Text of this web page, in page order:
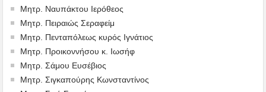
Μητρ. Ναυπάκτου Ιερόθεος
Μητρ. Πειραιώς Σεραφείμ
Μητρ. Πενταπόλεως κυρός Ιγνάτιος
Μητρ. Προικοννήσου κ. Ιωσήφ
Μητρ. Σάμου Ευσέβιος
Μητρ. Σιγκαπούρης Κωνσταντίνος